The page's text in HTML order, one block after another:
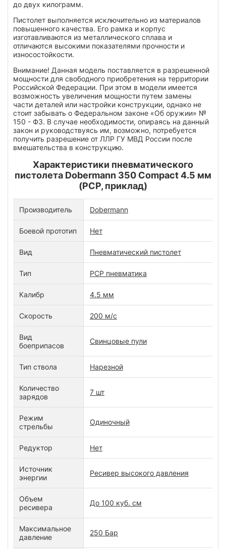
до двух килограмм.
Пистолет выполняется исключительно из материалов
повышенного качества. Его рамка и корпус
изготавливаются из металлического сплава и
отличаются высокими показателями прочности и
износостойкости.
Внимание! Данная модель поставляется в разрешенной
мощности для свободного приобретения на территории
Российской Федерации. При этом в модели имеется
возможность увеличения мощности путем замены
части деталей или настройки конструкции, однако не
стоит забывать о Федеральном законе «Об оружии» №
150 - ФЗ. В случае необходимости, опираясь на данный
закон и руководствуясь им, возможно, потребуется
получить разрешение от ЛЛР ГУ МВД России после
вмешательства в конструкцию.
Характеристики пневматического
пистолета Dobermann 350 Compact 4.5 мм
(PCP, приклад)
Производитель Dobermann
Боевой прототип Нет
Вид Пневматический пистолет
Тип PCP пневматика
Калибр 4.5 мм
Скорость 200 м/c
Вид
боеприпасов
Свинцовые пули
Тип ствола Нарезной
Количество
зарядов
7 шт
Режим
стрельбы
Одиночный
Редуктор Нет
Источник
энергии
Ресивер высокого давления
Объем
ресивера
До 100 куб. см
Максимальное
давление
250 Бар